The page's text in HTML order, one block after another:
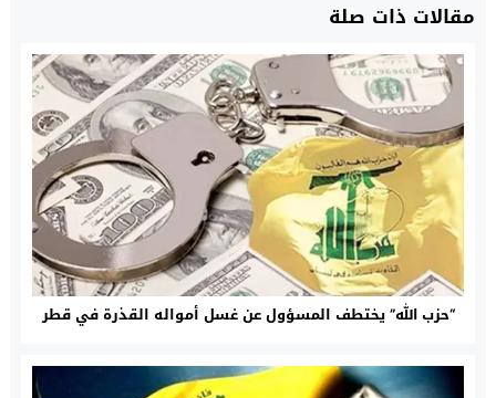
مقالات ذات صلة
“حزب الله” يختطف المسؤول عن غسل أمواله القذرة في قطر